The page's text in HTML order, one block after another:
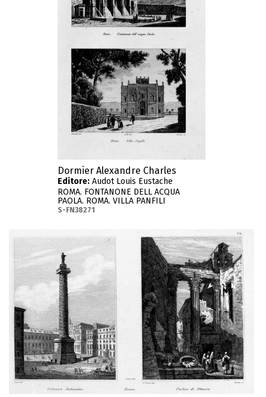
Dormier Alexandre Charles
Editore: Audot Louis Eustache
ROMA. FONTANONE DELL ACQUA
PAOLA. ROMA. VILLA PANFILI
S-FN38271